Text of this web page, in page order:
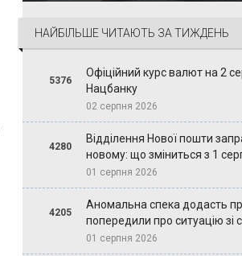
НАЙБІЛЬШЕ ЧИТАЮТЬ ЗА ТИЖДЕНЬ
5376
Офіційний курс валют на 2
Нацбанку
02 серпня 2026
4280
Відділення Нової пошти
новому: що зміниться з 1
01 серпня 2026
4205
Аномальна спека додасть
попередили про ситуацію зі
01 серпня 2026